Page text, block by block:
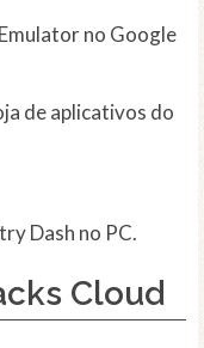
no Google
de aplicativos do
Dash no PC.
Cloud